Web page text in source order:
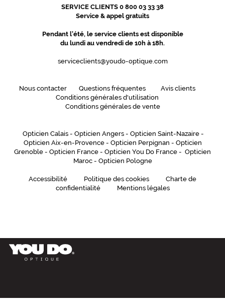
SERVICE CLIENTS 0 800 03 33 38
Service & appel gratuits
Pendant l'été, le service clients est disponible
du lundi au vendredi de 10h à 18h.
serviceclients@youdo-optique.com
Nous contacter Questions fréquentes
Avis clients
Conditions générales d'utilisation
Conditions générales de vente
Opticien Calais - Opticien Angers - Opticien Saint-Nazaire -
Opticien Aix-en-Provence- Opticien Perpignan - Opticien
Grenoble - Opticien France - Opticien You Do France - Opticien
Maroc- Opticien Pologne
Accessibilité Politique des cookies
Charte de
confidentialité
Mentions légales